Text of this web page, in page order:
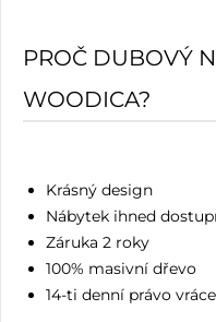
PROČ DUBOVÝ
WOODICA?
Krásný design
Nábytek ihned
Záruka 2 roky
100% masivní dřevo
14-ti denní právo